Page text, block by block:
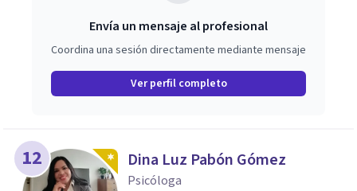
Envía un mensaje al profesional
Coordina una sesión directamente mediante mensaje
Ver perfil completo
12 Dina Luz Pabón Gómez
Psicóloga